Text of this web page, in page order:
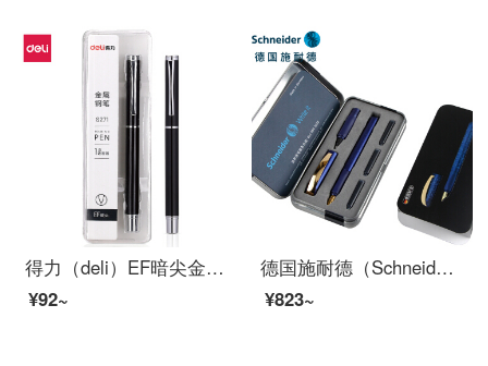
得力（deli）EF暗尖金属钢笔小学生三年级专用男女矫姿书法练字签字笔礼盒 黑色 单支装
¥92~
德国施耐德（Schneider）钢笔成人学生用练字套装双笔头钢笔+走珠笔进口两用签字笔金珍珠系列魅影蓝
¥823~